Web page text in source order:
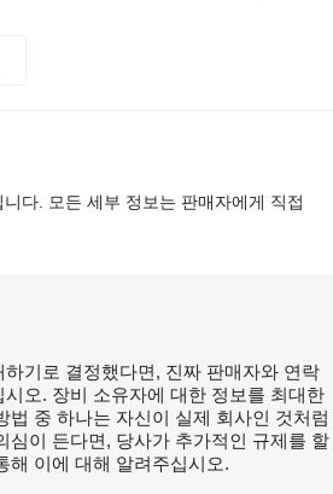
다. 모든 세부 정보는 판매자에게 직접
기로 결정했다면, 진짜 판매자와 연락
오. 장비 소유자에 대한 정보를 최대한
법 중 하나는 자신이 실제 회사인 것처럼
심이 든다면, 당사가 추가적인 규제를 할
해 이에 대해 알려주십시오.